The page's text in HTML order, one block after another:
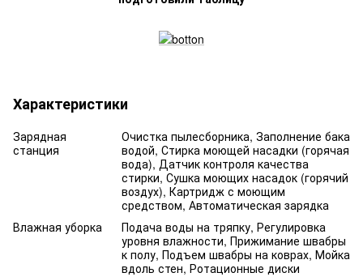
Характеристики
Зарядная
станция
Очистка пылесборника, Заполнение бака
водой, Стирка моющей насадки (горячая
вода), Датчик контроля качества
стирки, Сушка моющих насадок (горячий
воздух), Картридж с моющим
средством, Автоматическая зарядка
Влажная уборка
Подача воды на тряпку, Регулировка
уровня влажности, Прижимание швабры
к полу, Подъем швабры на коврах, Мойка
вдоль стен, Ротационные диски